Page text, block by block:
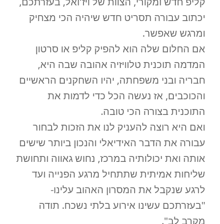
יכתוב עבורה תסריט חדש שיהיה הכי מצחיק
ומרגש שאפשר.
אם החלום שלה הוא להפיק קליפ או סרטון
המדמה תוכנית טלוויזיה אהובה שבה היא,
חבריה ובני משפחתה, יהיו השחקנים הראשיים
והכוכבים, אז נעשה הכל כדי לדמות את
התוכנית בצורה הכי טובה.
ואם היא רוצה להעניק לנו את הזכות לבחור
עבורה את הדבר האידיאלי והנכון ביותר שישים
אותה ואת יכולותיה במרכז, נחוש גאווה ותחושת
שליחות אמיתית שתתחיל מרגע הפנייה ועד
לרגע שנקבל את המסרון האהוב עלינו-
"בעזרתכם עשינו אירוע בלתי נשכח. תודה
מקרב לב".